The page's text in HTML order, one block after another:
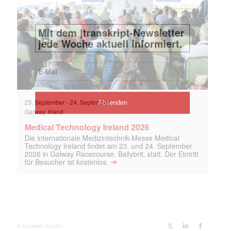
23. September-24. September
Galway, Irland
Medical Technology Ireland 2026
Die internationale Medizintechnik-Messe Medical
Technology Ireland findet am 23. und 24. September
2026 in Galway Racecourse, Ballybrit, statt. Der Eintritt
für Besucher ist kostenlos. ➔
© Knowbio GmbH